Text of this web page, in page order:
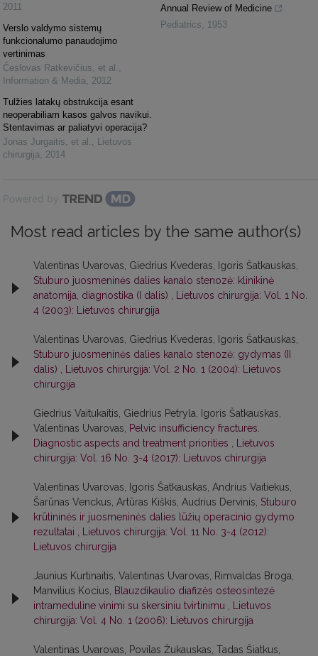
2011
Verslo valdymo sistemų
funkcionalumo panaudojimo
vertinimas
Česlovas Ratkevičius, et al. ,
Information & Media, 2012
Tulžies latakų obstrukcija esant
neoperabiliam kasos galvos navikui.
Stentavimas ar paliatyvi operacija?
Jonas Jurgaitis, et al. , Lietuvos
chirurgija, 2014
Annual Review of Medicine
Pediatrics, 1953
Powered by
Most read articles by the same author(s)
Valentinas Uvarovas, Giedrius Kvederas, Igoris Šatkauskas,
Stuburo juosmeninės dalies kanalo stenozė: klinikinė
anatomija, diagnostika (I dalis)
Lietuvos chirurgija: Vol. 1 No.
4 (2003): Lietuvos chirurgija
Valentinas Uvarovas, Giedrius Kvederas, Igoris Šatkauskas,
Stuburo juosmeninės dalies kanalo stenozė: gydymas (II
dalis)
Lietuvos chirurgija: Vol. 2 No. 1 (2004): Lietuvos
chirurgija
Giedrius Vaitukaitis, Giedrius Petryla, Igoris Šatkauskas,
Valentinas Uvarovas,
Pelvic insufficiency fractures.
Diagnostic aspects and treatment priorities
Lietuvos
chirurgija: Vol. 16 No. 3-4 (2017): Lietuvos chirurgija
Valentinas Uvarovas, Igoris Šatkauskas, Andrius Vaitiekus,
Šarūnas Venckus, Artūras Kiškis, Audrius Dervinis, Stuburo
krūtininės ir juosmeninės dalies lūžių operacinio gydymo
rezultatai
Lietuvos chirurgija: Vol. 11 No. 3-4 (2012):
Lietuvos chirurgija
Jaunius Kurtinaitis, Valentinas Uvarovas, Rimvaldas Broga,
Manvilius Kocius,
Blauzdikaulio diafizės osteosintezė
intrameduline vinimi su skersiniu tvirtinimu
Lietuvos
chirurgija: Vol. 4 No. 1 (2006): Lietuvos chirurgija
Valentinas Uvarovas, Povilas Žukauskas, Tadas Šiatkus,